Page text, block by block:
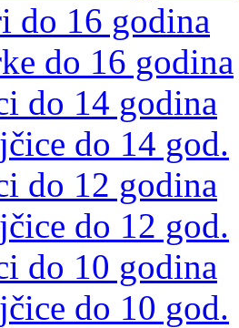
do 16 godina
do 16 godina
do 14 godina
do 14 god.
do 12 godina
do 12 god.
do 10 godina
do 10 god.